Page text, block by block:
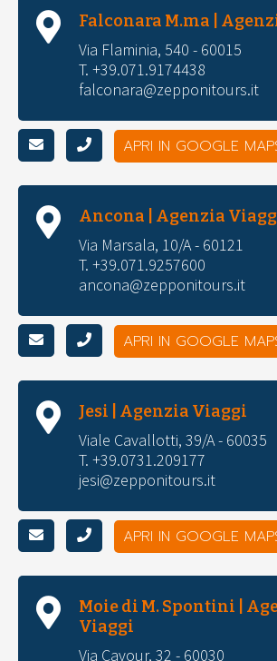
Falconara M.ma |
Via Flaminia, 540 - 60015
T. +39.071.9174438
falconara@zepponitours.it
APRI IN GOOGLE
Ancona | Agenzia
Via Marsala, 10/A - 60121
T. +39.071.9257600
ancona@zepponitours.it
APRI IN GOOGLE
Jesi | Agenzia Viaggi
Viale Cavallotti, 39/A - 60035
T. +39.0731.209177
jesi@zepponitours.it
APRI IN GOOGLE
Moie di M. Spontini |
Viaggi
Via Cavour, 32 - 60030